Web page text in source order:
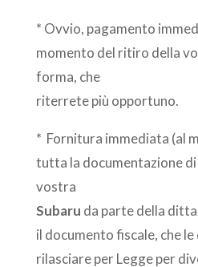
* Ovvio, pagamento
momento del ritiro della
forma, che
riterrete più opportuno.
* Fornitura immediata (al
tutta la documentazione di
vostra
Subaru da parte della
il documento fiscale, che
rilasciare per Legge per